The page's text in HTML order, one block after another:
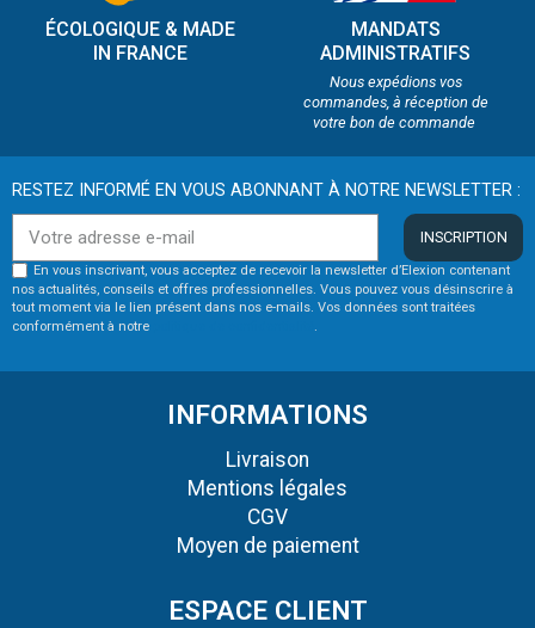
ÉCOLOGIQUE & MADE
IN FRANCE
MANDATS
ADMINISTRATIFS
Nous expédions vos
commandes, à réception de
votre bon de commande
RESTEZ INFORMÉ EN VOUS ABONNANT À NOTRE NEWSLETTER :
INSCRIPTION
En vous inscrivant, vous acceptez de recevoir la newsletter d’Elexion contenant
nos actualités, conseils et offres professionnelles. Vous pouvez vous désinscrire à
tout moment via le lien présent dans nos e-mails. Vos données sont traitées
conformément à notre
.
INFORMATIONS
Livraison
Mentions légales
CGV
Moyen de paiement
ESPACE CLIENT